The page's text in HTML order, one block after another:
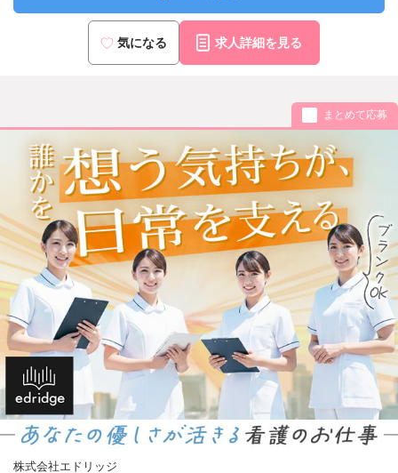
気になる 求人詳細を見る
まとめて応募
株式会社エドリッジ